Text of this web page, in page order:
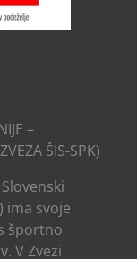
–
ŠIS-SPK)
ima svoje
športno
V Zvezi